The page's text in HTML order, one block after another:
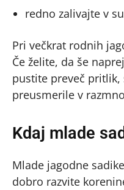
redno zalivajte v
Pri večkrat rodnih
Če želite, da še
pustite preveč
preusmerile v
Kdaj mlade
Mlade jagodne
dobro razvite